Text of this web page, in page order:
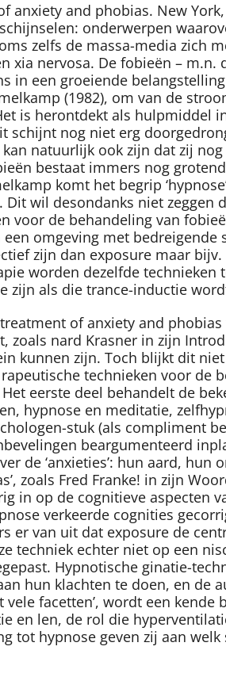
anxiety and phobias. New
onderwerpen
zelfs de massa-media zich
xia nervosa. De fobieën – m.n.
in een groeiende
(1982), om van de
is herontdekt als hulpmiddel
schijnt nog niet erg
natuurlijk ook zijn dat zij
bestaat immers nog
komt het begrip
wil desondanks niet zeggen
voor de behandeling van
omgeving met bedreigende
zijn dan exposure maar bijv.
worden dezelfde technieken
zijn als die trance-inductie
of anxiety and
zoals nard Krasner in zijn
kunnen zijn. Toch blijkt dit
technieken voor de
eerste deel behandelt de
hypnose en meditatie,
stuk (als compliment
beargumenteerd
de ‘anxieties’: hun aard, hun
zoals Fred Franke! in zijn
in op de cognitieve aspecten
verkeerde cognities
er van uit dat exposure de
techniek echter niet op een
Hypnotische ginatie-
hun klachten te doen, en de
facetten’, wordt een kende
en len, de rol die
tot hypnose geven zij aan